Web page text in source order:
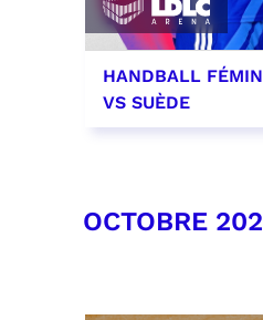
HANDBALL
VS SUÈDE
OCTOBRE